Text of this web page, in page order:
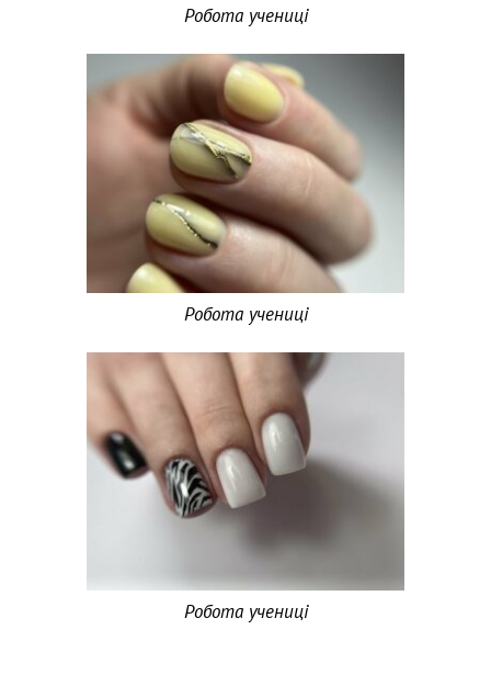
Робота учениці
Робота учениці
Робота учениці